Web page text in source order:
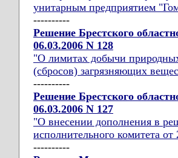
унитарным предприятием
----------
Решение Брестского
06.03.2006 N 128
"О лимитах добычи
(сбросов) загрязняющих
----------
Решение Брестского
06.03.2006 N 127
"О внесении дополнения в
исполнительного комитета
----------